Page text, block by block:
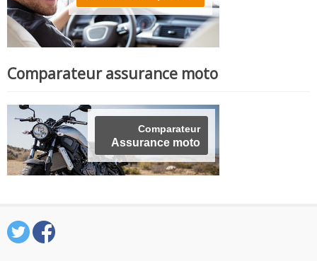
Comparateur assurance moto
Comparateur
Assurance moto